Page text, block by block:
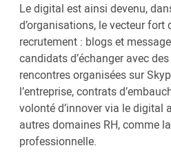
Le digital est ainsi devenu,
d’organisations, le vecteur fort
recrutement : blogs et
candidats d’échanger avec
rencontres organisées sur
l’entreprise, contrats
volonté d’innover via le digital
autres domaines RH, comme
professionnelle.